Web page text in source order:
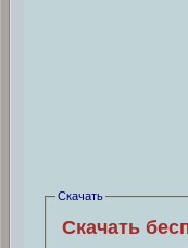
Скачать
Скачать